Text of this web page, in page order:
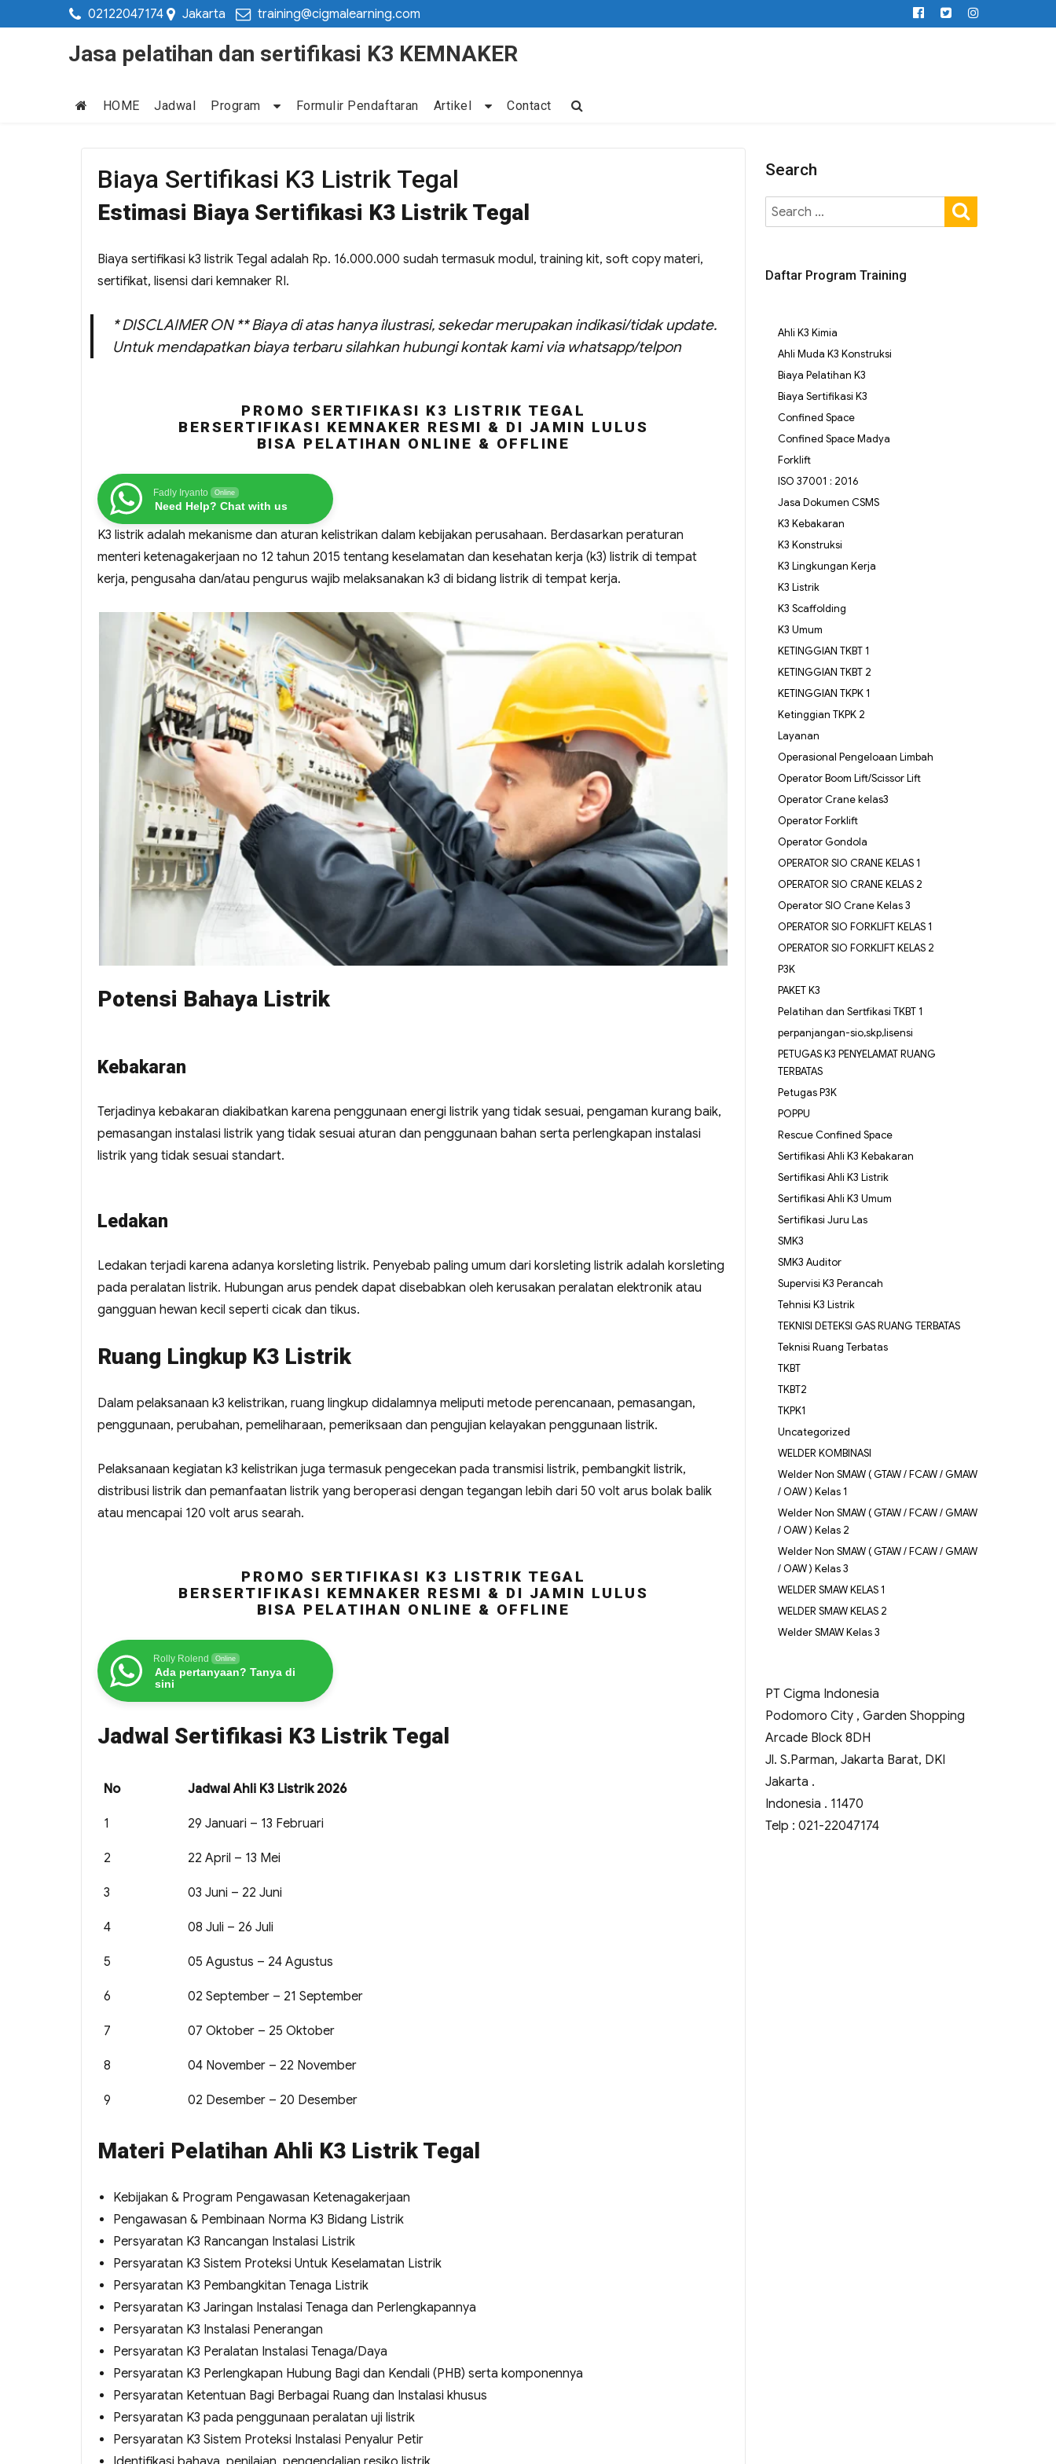
02122047174 Jakarta training@cigmalearning.com
Jasa pelatihan dan sertifikasi K3 KEMNAKER
HOME Jadwal Program Formulir Pendaftaran Artikel Contact
Biaya Sertifikasi K3 Listrik Tegal
Estimasi Biaya Sertifikasi K3 Listrik Tegal
Biaya sertifikasi k3 listrik Tegal adalah Rp. 16.000.000 sudah termasuk modul, training kit, soft copy materi,
sertifikat, lisensi dari kemnaker RI.
* DISCLAIMER ON ** Biaya di atas hanya ilustrasi, sekedar merupakan indikasi/tidak update.
Untuk mendapatkan biaya terbaru silahkan hubungi kontak kami via whatsapp/telpon
PROMO SERTIFIKASI K3 LISTRIK TEGAL
BERSERTIFIKASI KEMNAKER RESMI & DI JAMIN LULUS
BISA PELATIHAN ONLINE & OFFLINE
Fadly Iryanto Online
Need Help? Chat with us
K3 listrik adalah mekanisme dan aturan kelistrikan dalam kebijakan perusahaan. Berdasarkan peraturan
menteri ketenagakerjaan no 12 tahun 2015 tentang keselamatan dan kesehatan kerja (k3) listrik di tempat
kerja, pengusaha dan/atau pengurus wajib melaksanakan k3 di bidang listrik di tempat kerja.
Potensi Bahaya Listrik
Kebakaran
Terjadinya kebakaran diakibatkan karena penggunaan energi listrik yang tidak sesuai, pengaman kurang baik,
pemasangan instalasi listrik yang tidak sesuai aturan dan penggunaan bahan serta perlengkapan instalasi
listrik yang tidak sesuai standart.
Ledakan
Ledakan terjadi karena adanya korsleting listrik. Penyebab paling umum dari korsleting listrik adalah korsleting
pada peralatan listrik. Hubungan arus pendek dapat disebabkan oleh kerusakan peralatan elektronik atau
gangguan hewan kecil seperti cicak dan tikus.
Ruang Lingkup K3 Listrik
Dalam pelaksanaan k3 kelistrikan, ruang lingkup didalamnya meliputi metode perencanaan, pemasangan,
penggunaan, perubahan, pemeliharaan, pemeriksaan dan pengujian kelayakan penggunaan listrik.
Pelaksanaan kegiatan k3 kelistrikan juga termasuk pengecekan pada transmisi listrik, pembangkit listrik,
distribusi listrik dan pemanfaatan listrik yang beroperasi dengan tegangan lebih dari 50 volt arus bolak balik
atau mencapai 120 volt arus searah.
PROMO SERTIFIKASI K3 LISTRIK TEGAL
BERSERTIFIKASI KEMNAKER RESMI & DI JAMIN LULUS
BISA PELATIHAN ONLINE & OFFLINE
Rolly Rolend Online
Ada pertanyaan? Tanya di
sini
Jadwal Sertifikasi K3 Listrik Tegal
No Jadwal Ahli K3 Listrik 2026
1 29 Januari – 13 Februari
2 22 April – 13 Mei
3 03 Juni – 22 Juni
4 08 Juli – 26 Juli
5 05 Agustus – 24 Agustus
6 02 September – 21 September
7 07 Oktober – 25 Oktober
8 04 November – 22 November
9 02 Desember – 20 Desember
Materi Pelatihan Ahli K3 Listrik Tegal
Kebijakan & Program Pengawasan Ketenagakerjaan
Pengawasan & Pembinaan Norma K3 Bidang Listrik
Persyaratan K3 Rancangan Instalasi Listrik
Persyaratan K3 Sistem Proteksi Untuk Keselamatan Listrik
Persyaratan K3 Pembangkitan Tenaga Listrik
Persyaratan K3 Jaringan Instalasi Tenaga dan Perlengkapannya
Persyaratan K3 Instalasi Penerangan
Persyaratan K3 Peralatan Instalasi Tenaga/Daya
Persyaratan K3 Perlengkapan Hubung Bagi dan Kendali (PHB) serta komponennya
Persyaratan Ketentuan Bagi Berbagai Ruang dan Instalasi khusus
Persyaratan K3 pada penggunaan peralatan uji listrik
Persyaratan K3 Sistem Proteksi Instalasi Penyalur Petir
Search
Daftar Program Training
Ahli K3 Kimia
Ahli Muda K3 Konstruksi
Biaya Pelatihan K3
Biaya Sertifikasi K3
Confined Space
Confined Space Madya
Forklift
ISO 37001 : 2016
Jasa Dokumen CSMS
K3 Kebakaran
K3 Konstruksi
K3 Lingkungan Kerja
K3 Listrik
K3 Scaffolding
K3 Umum
KETINGGIAN TKBT 1
KETINGGIAN TKBT 2
KETINGGIAN TKPK 1
Ketinggian TKPK 2
Layanan
Operasional Pengeloaan Limbah
Operator Boom Lift/Scissor Lift
Operator Crane kelas3
Operator Forklift
Operator Gondola
OPERATOR SIO CRANE KELAS 1
OPERATOR SIO CRANE KELAS 2
Operator SIO Crane Kelas 3
OPERATOR SIO FORKLIFT KELAS 1
OPERATOR SIO FORKLIFT KELAS 2
P3K
PAKET K3
Pelatihan dan Sertfikasi TKBT 1
perpanjangan-sio,skp,lisensi
PETUGAS K3 PENYELAMAT RUANG
TERBATAS
Petugas P3K
POPPU
Rescue Confined Space
Sertifikasi Ahli K3 Kebakaran
Sertifikasi Ahli K3 Listrik
Sertifikasi Ahli K3 Umum
Sertifikasi Juru Las
SMK3
SMK3 Auditor
Supervisi K3 Perancah
Tehnisi K3 Listrik
TEKNISI DETEKSI GAS RUANG TERBATAS
Teknisi Ruang Terbatas
TKBT
TKBT2
TKPK1
Uncategorized
WELDER KOMBINASI
Welder Non SMAW ( GTAW / FCAW / GMAW
/ OAW ) Kelas 1
Welder Non SMAW ( GTAW / FCAW / GMAW
/ OAW ) Kelas 2
Welder Non SMAW ( GTAW / FCAW / GMAW
/ OAW ) Kelas 3
WELDER SMAW KELAS 1
WELDER SMAW KELAS 2
Welder SMAW Kelas 3
PT Cigma Indonesia
Podomoro City , Garden Shopping
Arcade Block 8DH
Jl. S.Parman, Jakarta Barat, DKI
Jakarta .
Indonesia . 11470
Telp : 021-22047174